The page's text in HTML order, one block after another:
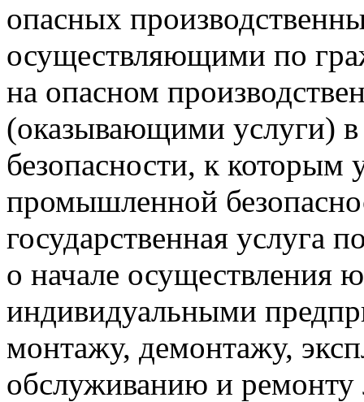
опасных
осуществляющими по
на опасном
(оказывающими услуги)
безопасности, к которым
промышленной
государственная услуга
о начале осуществления
индивидуальными
монтажу, демонтажу,
обслуживанию и